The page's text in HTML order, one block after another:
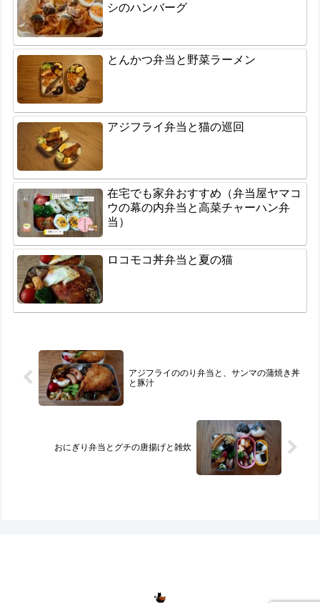
シのハンバーグ
とんかつ弁当と野菜ラーメン
アジフライ弁当と猫の巡回
在宅でも家弁おすすめ（弁当屋ヤマコ
ウの幕の内弁当と高菜チャーハン弁
当）
ロコモコ丼弁当と夏の猫
アジフライののり弁当と、サンマの蒲焼き丼
と豚汁
おにぎり弁当とグチの唐揚げと雑炊